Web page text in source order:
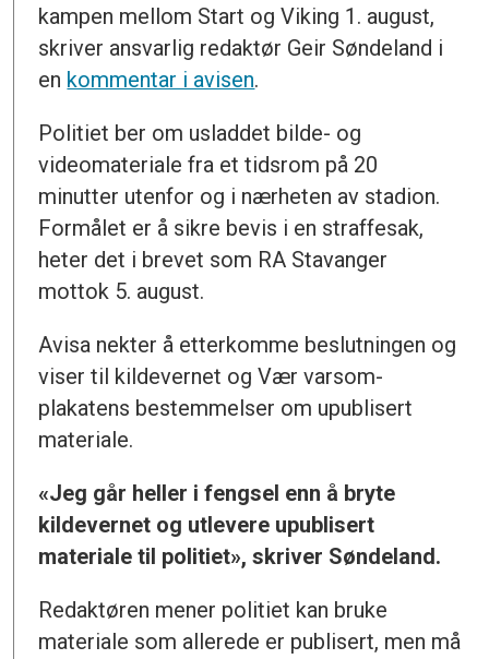
kampen mellom Start og Viking 1. august,
skriver ansvarlig redaktør Geir Søndeland i
en kommentar i avisen.
Politiet ber om usladdet bilde- og
videomateriale fra et tidsrom på 20
minutter utenfor og i nærheten av stadion.
Formålet er å sikre bevis i en straffesak,
heter det i brevet som RA Stavanger
mottok 5. august.
Avisa nekter å etterkomme beslutningen og
viser til kildevernet og Vær varsom-
plakatens bestemmelser om upublisert
materiale.
«Jeg går heller i fengsel enn å bryte
kildevernet og utlevere upublisert
materiale til politiet», skriver Søndeland.
Redaktøren mener politiet kan bruke
materiale som allerede er publisert, men må